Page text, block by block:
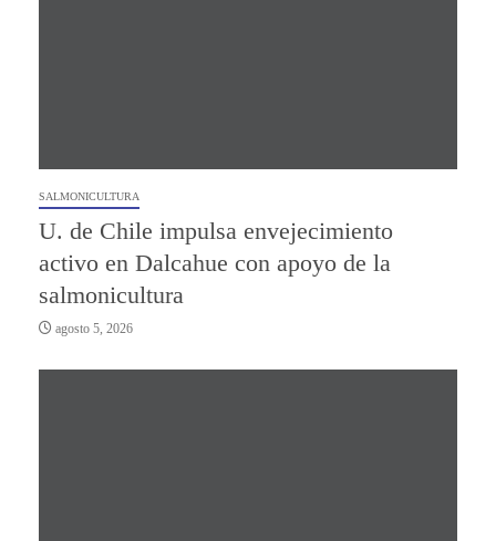
SALMONICULTURA
U. de Chile impulsa envejecimiento
activo en Dalcahue con apoyo de la
salmonicultura
agosto 5, 2026